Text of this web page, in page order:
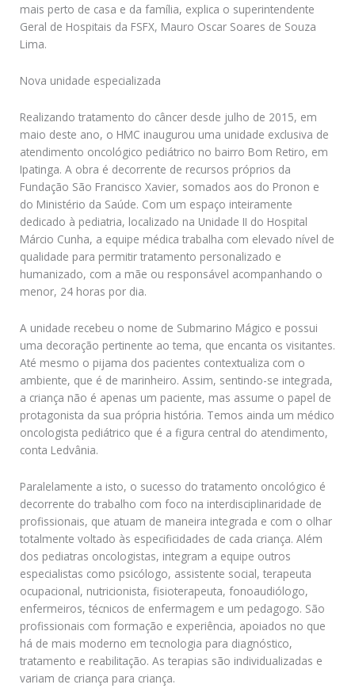
mais perto de casa e da família, explica o superintendente
Geral de Hospitais da FSFX, Mauro Oscar Soares de Souza
Lima.
Nova unidade especializada
Realizando tratamento do câncer desde julho de 2015, em
maio deste ano, o HMC inaugurou uma unidade exclusiva de
atendimento oncológico pediátrico no bairro Bom Retiro, em
Ipatinga. A obra é decorrente de recursos próprios da
Fundação São Francisco Xavier, somados aos do Pronon e
do Ministério da Saúde. Com um espaço inteiramente
dedicado à pediatria, localizado na Unidade II do Hospital
Márcio Cunha, a equipe médica trabalha com elevado nível de
qualidade para permitir tratamento personalizado e
humanizado, com a mãe ou responsável acompanhando o
menor, 24 horas por dia.
A unidade recebeu o nome de Submarino Mágico e possui
uma decoração pertinente ao tema, que encanta os visitantes.
Até mesmo o pijama dos pacientes contextualiza com o
ambiente, que é de marinheiro. Assim, sentindo-se integrada,
a criança não é apenas um paciente, mas assume o papel de
protagonista da sua própria história. Temos ainda um médico
oncologista pediátrico que é a figura central do atendimento,
conta Ledvânia.
Paralelamente a isto, o sucesso do tratamento oncológico é
decorrente do trabalho com foco na interdisciplinaridade de
profissionais, que atuam de maneira integrada e com o olhar
totalmente voltado às especificidades de cada criança. Além
dos pediatras oncologistas, integram a equipe outros
especialistas como psicólogo, assistente social, terapeuta
ocupacional, nutricionista, fisioterapeuta, fonoaudiólogo,
enfermeiros, técnicos de enfermagem e um pedagogo. São
profissionais com formação e experiência, apoiados no que
há de mais moderno em tecnologia para diagnóstico,
tratamento e reabilitação. As terapias são individualizadas e
variam de criança para criança.